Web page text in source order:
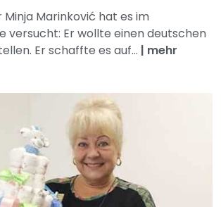
Marinković hat es im
versucht: Er wollte einen deutschen
Er schaffte es auf... | mehr